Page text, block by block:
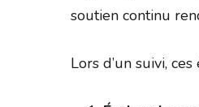
soutien continu
Lors d’un suivi,